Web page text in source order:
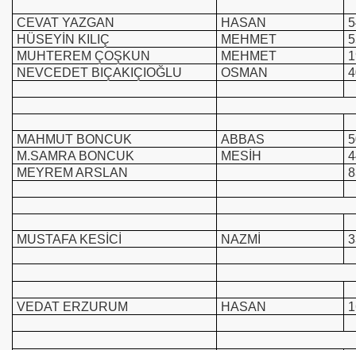
CEVAT YAZGAN HASAN
HÜSEYİN KILIÇ
MEHMET
MUHTEREM ÇOŞKUN
MEHMET
NEVCEDET BIÇAKIÇIOĞLU
OSMAN
MAHMUT BONCUK ABBAS
M.SAMRA BONCUK
MESİH
MEYREM ARSLAN
MUSTAFA KESİCİ NAZMİ
VEDAT ERZURUM HASAN